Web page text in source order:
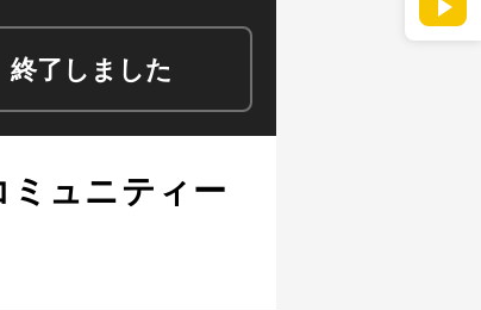
終了しました
ミュニティー